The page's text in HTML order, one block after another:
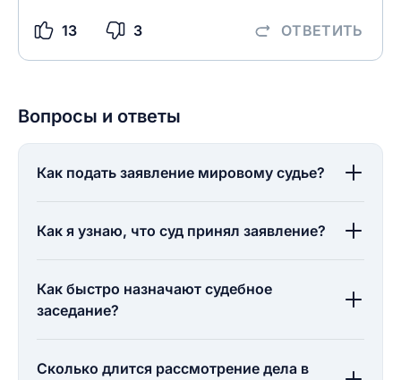
13 3 ОТВЕТИТЬ
Вопросы и ответы
Как подать заявление мировому судье?
Как я узнаю, что суд принял заявление?
Как быстро назначают судебное
заседание?
Сколько длится рассмотрение дела в